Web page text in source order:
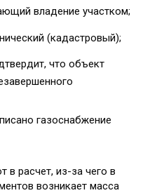
владение участком;
(кадастровый);
что объект
газоснабжение
в расчет, из-за чего в
возникает масса